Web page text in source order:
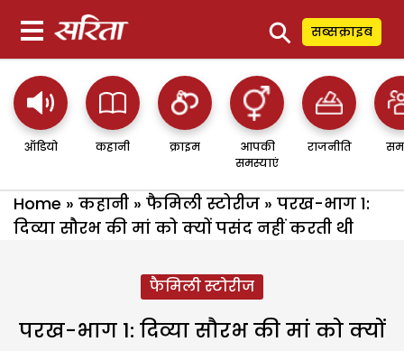
⚲ सब्सक्राइब
ऑडियो कहानी क्राइम
आपकी
समस्याएं
राजनीति
Home » कहानी » फैमिली स्टोरीज » परख-भाग 1:
दिव्या सौरभ की मां को क्यों पसंद नहीं करती थी
फैमिली स्टोरीज
परख-भाग 1: दिव्या सौरभ की मां को क्यों